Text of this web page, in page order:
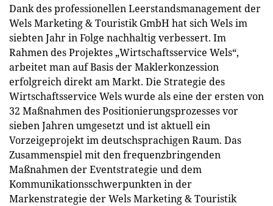
Dank des professionellen Leerstandsmanagement der
Wels Marketing & Touristik GmbH hat sich Wels im
siebten Jahr in Folge nachhaltig verbessert. Im
Rahmen des Projektes „Wirtschaftsservice Wels“,
arbeitet man auf Basis der Maklerkonzession
erfolgreich direkt am Markt. Die Strategie des
Wirtschaftsservice Wels wurde als eine der ersten von
32 Maßnahmen des Positionierungsprozesses vor
sieben Jahren umgesetzt und ist aktuell ein
Vorzeigeprojekt im deutschsprachigen Raum. Das
Zusammenspiel mit den frequenzbringenden
Maßnahmen der Eventstrategie und dem
Kommunikationsschwerpunkten in der
Markenstrategie der Wels Marketing & Touristik